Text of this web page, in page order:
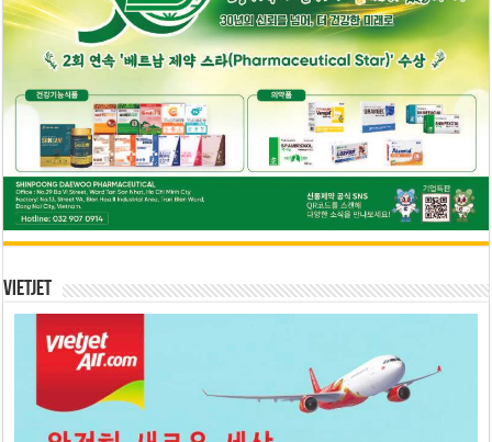
Vietjet